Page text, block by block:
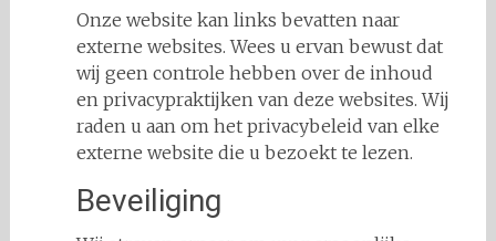
Onze website kan links bevatten naar
externe websites. Wees u ervan bewust dat
wij geen controle hebben over de inhoud
en privacypraktijken van deze websites. Wij
raden u aan om het privacybeleid van elke
externe website die u bezoekt te lezen.
Beveiliging